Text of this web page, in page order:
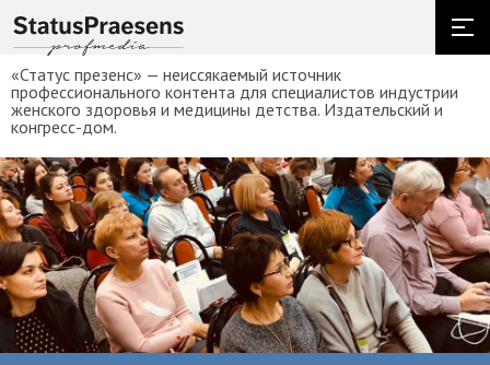
«Статус презенс» — неиссякаемый источник
профессионального контента для специалистов индустрии
женского здоровья и медицины детства. Издательский и
конгресс-дом.